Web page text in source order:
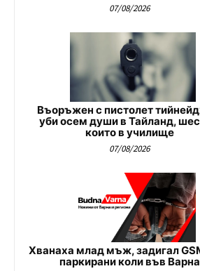
07/08/2026
Въоръжен с пистолет
уби осем души в Тайланд,
които в училище
07/08/2026
Хванаха млад мъж, задигал
паркирани коли във Варна